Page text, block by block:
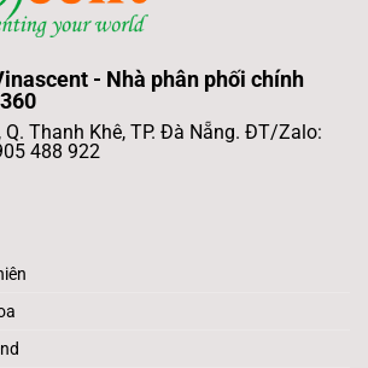
- Nhà phân phối chính
Thanh Khê, TP. Đà Nẵng. ĐT/Zalo:
488 922